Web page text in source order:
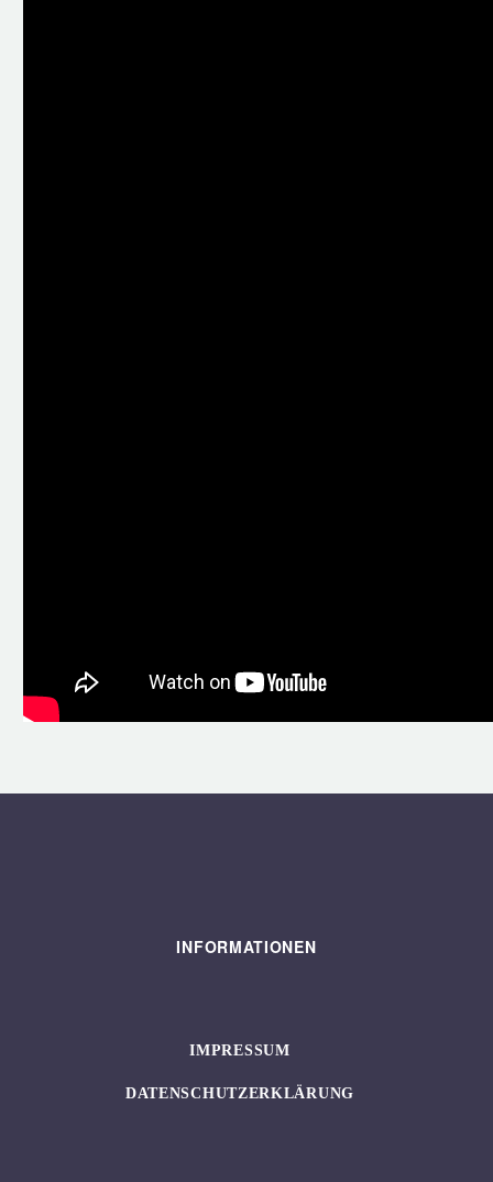
INFORMATIONEN
IMPRESSUM
DATENSCHUTZERKLÄRUNG